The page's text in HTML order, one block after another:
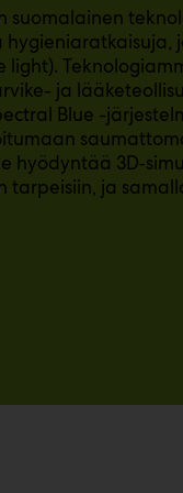
suomalainen
light).
ja
Blue -
hyödyntää
tarpeisiin, ja